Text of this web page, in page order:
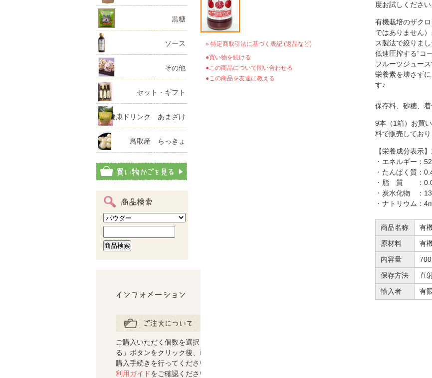
黒糖
ソース
その他
セット・ギフト
健康ドリンク あまざけ
鳥取産 らっきょ
商品検索
» 特定商取引法に基づく表記 (返品など)
●買い物を続ける
●この商品について問い合わせる
●この商品を友達に教える
度お試しください
有機栽培のザク
ではありません
ス製法で絞りま
低速圧搾する”コ
フルーツジュース
栄養素を壊さず
す♪
保存料、砂糖、着
9本（1箱）お買
料で販売してお
【栄養成分表示
・エネルギー：
・たんぱく質：
・脂 質 ：
・炭水化物 ：
・ナトリウム：
商品名称
有
原材料
有
内容量
保存方法
直
輸入者
有
ご注文について
ご購入いただく個数を選択し「買い物かごに入れ
る」ボタンをクリック後、画面の指示に従ってご
購入手続きを行ってください。詳しい手順は、
利用ガイドをご確認ください。